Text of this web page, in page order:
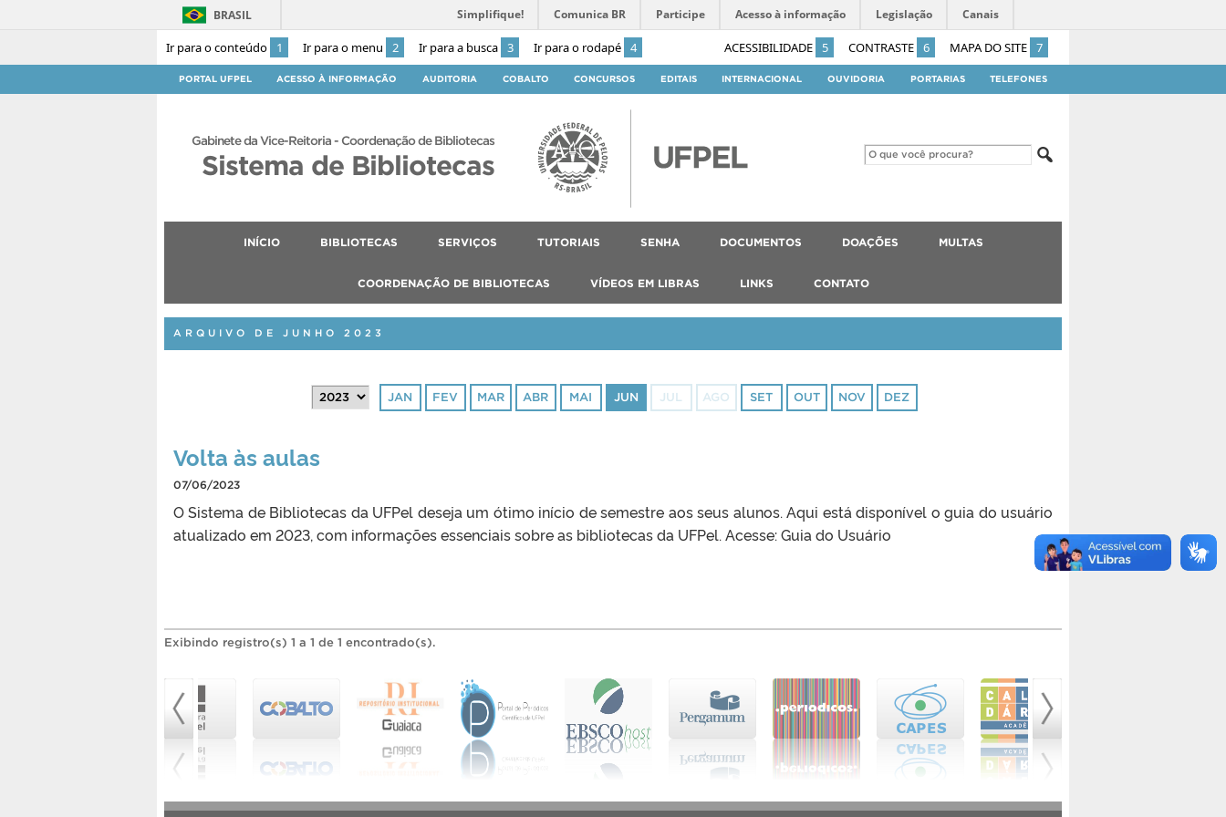
Ir para o conteúdo 1 Ir para o menu 2 Ir para a busca 3 Ir para o rodapé 4 ACESSIBILIDADE 5 CONTRASTE 6 MAPA DO SITE 7
BRASIL Simplifique! Comunica BR Participe Acesso à informação Legislação Canais
PORTAL UFPEL ACESSO À INFORMAÇÃO AUDITORIA COBALTO CONCURSOS EDITAIS INTERNACIONAL OUVIDORIA PORTARIAS TELEFONES
Gabinete da Vice-Reitoria - Coordenação de Bibliotecas
Sistema de Bibliotecas
INÍCIO BIBLIOTECAS SERVIÇOS TUTORIAIS SENHA DOCUMENTOS DOAÇÕES MULTAS
COORDENAÇÃO DE BIBLIOTECAS VÍDEOS EM LIBRAS LINKS CONTATO
ARQUIVO DE JUNHO 2023
JAN FEV MAR ABR MAI JUN JUL AGO SET OUT NOV DEZ
Volta às aulas
07/06/2023
O Sistema de Bibliotecas da UFPel deseja um ótimo início de semestre aos seus alunos. Aqui está disponível o guia do usuário
atualizado em 2023, com informações essenciais sobre as bibliotecas da UFPel. Acesse: Guia do Usuário
Exibindo registro(s) 1 a 1 de 1 encontrado(s).